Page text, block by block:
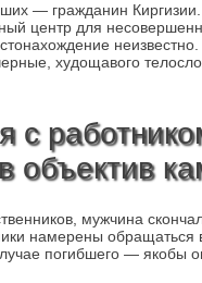
— гражданин
центр для
худощавого
с
объектив
мужчина
намерены обращаться
погибшего — якобы